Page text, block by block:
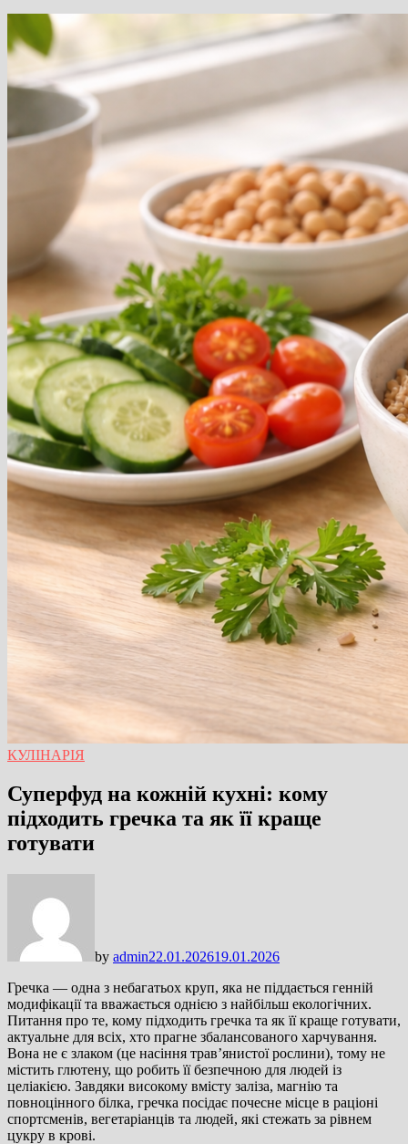
КУЛІНАРІЯ
Суперфуд на кожній кухні: кому
підходить гречка та як її краще
готувати
by admin22.01.202619.01.2026
Гречка — одна з небагатьох круп, яка не піддається генній
модифікації та вважається однією з найбільш екологічних.
Питання про те, кому підходить гречка та як її краще готувати,
актуальне для всіх, хто прагне збалансованого харчування.
Вона не є злаком (це насіння трав’янистої рослини), тому не
містить глютену, що робить її безпечною для людей із
целіакією. Завдяки високому вмісту заліза, магнію та
повноцінного білка, гречка посідає почесне місце в раціоні
спортсменів, вегетаріанців та людей, які стежать за рівнем
цукру в крові.